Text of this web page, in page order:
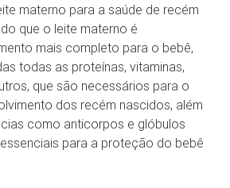
materno para a saúde de recém
que o leite materno é
mais completo para o bebê,
todas as proteínas, vitaminas,
que são necessários para o
dos recém nascidos, além
como anticorpos e glóbulos
para a proteção do bebê